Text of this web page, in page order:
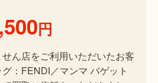
円
ん店をご利用いただいたお客
：FENDI／マンマ バゲット